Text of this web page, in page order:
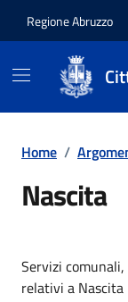
Regione Abruzzo
Home /
Nascita
Servizi
relativi a Nascita